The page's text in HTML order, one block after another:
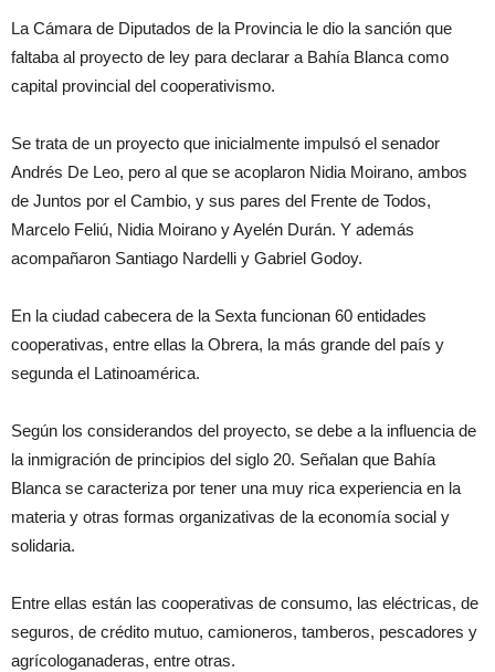
La Cámara de Diputados de la Provincia le dio la sanción que
faltaba al proyecto de ley para declarar a Bahía Blanca como
capital provincial del cooperativismo.
Se trata de un proyecto que inicialmente impulsó el senador
Andrés De Leo, pero al que se acoplaron Nidia Moirano, ambos
de Juntos por el Cambio, y sus pares del Frente de Todos,
Marcelo Feliú, Nidia Moirano y Ayelén Durán. Y además
acompañaron Santiago Nardelli y Gabriel Godoy.
En la ciudad cabecera de la Sexta funcionan 60 entidades
cooperativas, entre ellas la Obrera, la más grande del país y
segunda el Latinoamérica.
Según los considerandos del proyecto, se debe a la influencia de
la inmigración de principios del siglo 20. Señalan que Bahía
Blanca se caracteriza por tener una muy rica experiencia en la
materia y otras formas organizativas de la economía social y
solidaria.
Entre ellas están las cooperativas de consumo, las eléctricas, de
seguros, de crédito mutuo, camioneros, tamberos, pescadores y
agrícologanaderas, entre otras.